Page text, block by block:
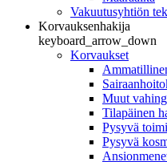
Vakuutusyhtiön
Korvauksenhakija
keyboard_arrow_down
Korvaukset
Muut
Tilapäinen
Pysyvä
Pysyvä